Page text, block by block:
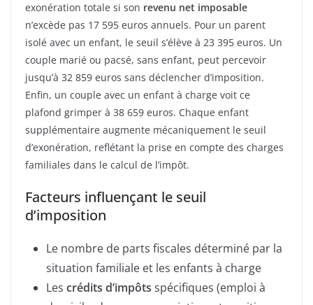
exonération totale si son revenu net imposable
n’excède pas 17 595 euros annuels. Pour un parent
isolé avec un enfant, le seuil s’élève à 23 395 euros. Un
couple marié ou pacsé, sans enfant, peut percevoir
jusqu’à 32 859 euros sans déclencher d’imposition.
Enfin, un couple avec un enfant à charge voit ce
plafond grimper à 38 659 euros. Chaque enfant
supplémentaire augmente mécaniquement le seuil
d’exonération, reflétant la prise en compte des charges
familiales dans le calcul de l’impôt.
Facteurs influençant le seuil
d’imposition
Le nombre de parts fiscales déterminé par la
situation familiale et les enfants à charge
Les crédits d’impôts spécifiques (emploi à